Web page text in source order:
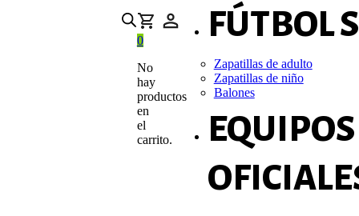
0
No
hay
productos
en
el
carrito.
FÚTBOL
Zapatillas de adulto
Zapatillas de niño
Balones
EQUIPOS